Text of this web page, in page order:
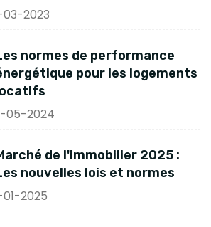
03-2023
normes de performance
pour les logements
05-2024
de l'immobilier 2025 :
nouvelles lois et normes
01-2025